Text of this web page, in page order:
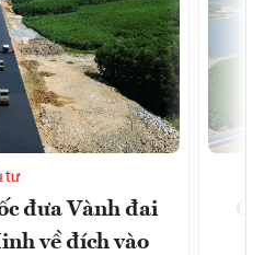
tư
đưa Vành đai
về đích vào